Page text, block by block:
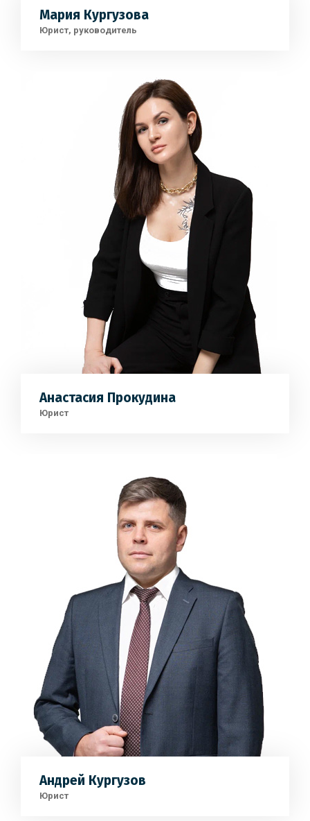
Мария Кургузова
Юрист, руководитель
Анастасия Прокудина
Юрист
Андрей Кургузов
Юрист